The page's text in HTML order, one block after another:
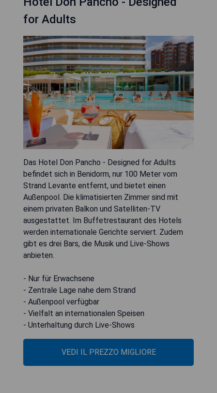
for Adults
Das Hotel Don Pancho - Designed for Adults
befindet sich in Benidorm, nur 100 Meter vom
Strand Levante entfernt, und bietet einen
Außenpool. Die klimatisierten Zimmer sind mit
einem privaten Balkon und Satelliten-TV
ausgestattet. Im Buffetrestaurant des Hotels
werden internationale Gerichte serviert. Zudem
gibt es drei Bars, die Musik und Live-Shows
anbieten.
- Nur für Erwachsene
- Zentrale Lage nahe dem Strand
- Außenpool verfügbar
- Vielfalt an internationalen Speisen
- Unterhaltung durch Live-Shows
VEDI IL PREZZO MIGLIORE